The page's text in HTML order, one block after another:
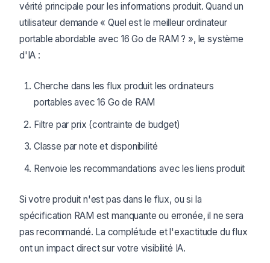
vérité principale pour les informations produit. Quand un
utilisateur demande « Quel est le meilleur ordinateur
portable abordable avec 16 Go de RAM ? », le système
d'IA :
Cherche dans les flux produit les ordinateurs
portables avec 16 Go de RAM
Filtre par prix (contrainte de budget)
Classe par note et disponibilité
Renvoie les recommandations avec les liens produit
Si votre produit n'est pas dans le flux, ou si la
spécification RAM est manquante ou erronée, il ne sera
pas recommandé. La complétude et l'exactitude du flux
ont un impact direct sur votre visibilité IA.